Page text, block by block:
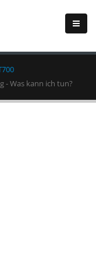
- Was kann ich tun?